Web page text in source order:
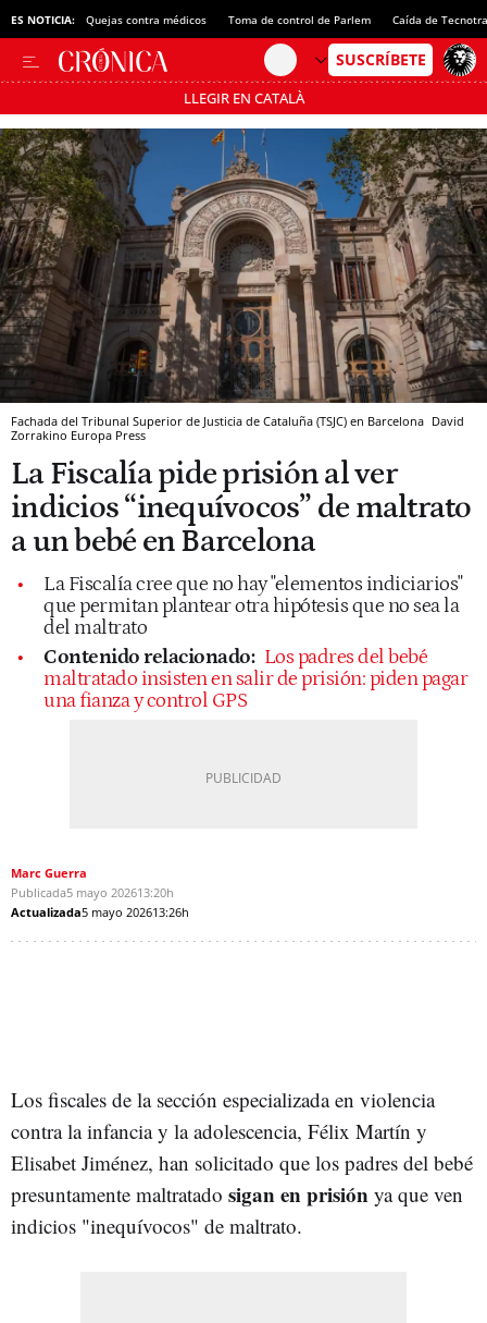
ES NOTICIA: Quejas contra médicos Toma de control de Parlem Caída de
LLEGIR EN CATALÀ
Pásate al MODO AHORRO
Fachada del Tribunal Superior de Justicia de Cataluña (TSJC) en Barcelona David
Zorrakino Europa Press
La Fiscalía pide prisión al ver
indicios “inequívocos” de maltrato
a un bebé en Barcelona
La Fiscalía cree que no hay "elementos indiciarios"
que permitan plantear otra hipótesis que no sea la
del maltrato
Contenido relacionado: Los padres del bebé
maltratado insisten en salir de prisión: piden pagar
una fianza y control GPS
Marc Guerra
Publicada5 mayo 202613:20h
Actualizada5 mayo 202613:26h
Los fiscales de la sección especializada en violencia
contra la infancia y la adolescencia, Félix Martín y
Elisabet Jiménez, han solicitado que los padres del bebé
presuntamente maltratado sigan en prisión ya que ven
indicios "inequívocos" de maltrato.